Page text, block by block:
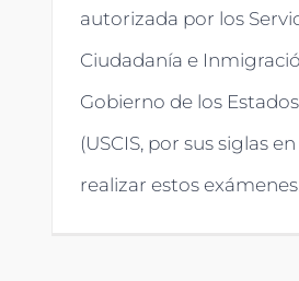
autorizada por los
Ciudadanía e
Gobierno de los
(USCIS, por sus siglas
realizar estos